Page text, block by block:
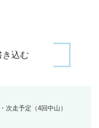
き込む
次走予定（4回中山）